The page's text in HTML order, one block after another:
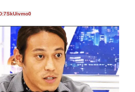
強漫画が192.1万バズ！！！お前
う！安倍晋三
ばす理由？ 貴様はゴキブリが出
いのか？」
時間が10秒未満www